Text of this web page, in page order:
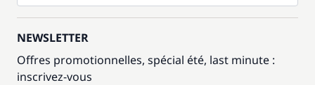
NEWSLETTER
Offres promotionnelles, spécial été, last minute :
inscrivez-vous